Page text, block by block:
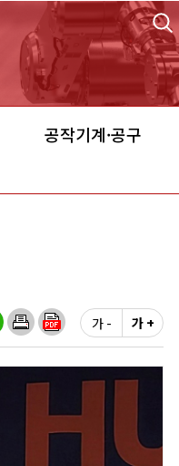
공작기계·공구
가 - 가 +